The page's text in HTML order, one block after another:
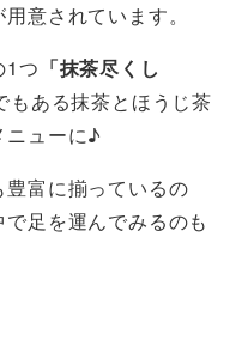
意されています。
1つ 「抹茶尽くし
もある抹茶とほうじ茶
ニューに♪
豊富に揃っているの
足を運んでみるのも